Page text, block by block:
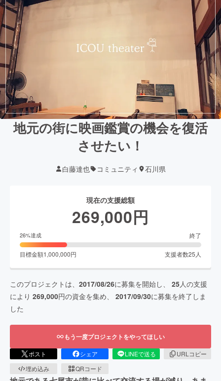
地元の街に映画鑑賞の機会を復活
させたい！
白藤達也 コミュニティ 石川県
現在の支援総額
269,000円
26%達成 終了
目標金額1,000,000円 支援者数25 人
このプロジェクトは、 2017/08/26に募集を開始し、 25人の支援
により 269,000円の資金を集め、 2017/09/30に募集を終了しま
した
もう一度プロジェクトをやってほしい
ポスト シェア LINEで送る
URLコピー
埋め込み
QRコード